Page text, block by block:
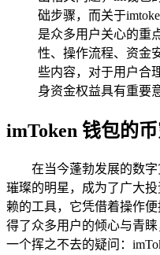
础步骤，而关于
是众多用户关心的重
性、操作流程、资金
些内容，对于用户合
身资金权益具有重要
imToken 钱包的
在当今蓬勃发展的数
璀璨的明星，成为了广大
赖的工具，它凭借着操作
得了众多用户的倾心与青
一个挥之不去的疑问：